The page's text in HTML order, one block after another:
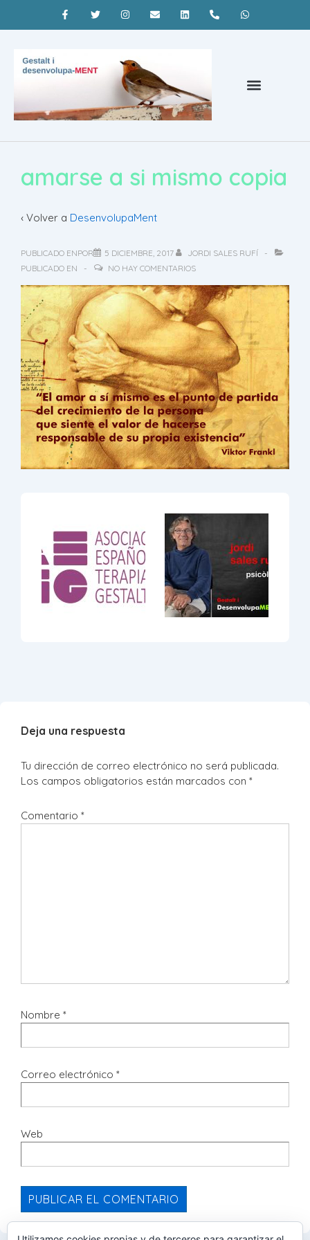
amarse a si mismo copia
‹ Volver a DesenvolupaMent
PUBLICADO ENPOR 5 DICIEMBRE, 2017
JORDI SALES RUFÍ
PUBLICADO EN
NO HAY COMENTARIOS
Deja una respuesta
Tu dirección de correo electrónico no será publicada.
Los campos obligatorios están marcados con *
Comentario *
Nombre *
Correo electrónico *
Web